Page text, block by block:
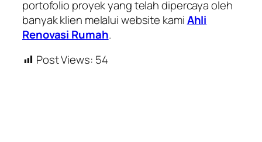
portofolio proyek yang telah dipercaya oleh
banyak klien melalui website kamiAhli
Renovasi Rumah.
Post Views: 54